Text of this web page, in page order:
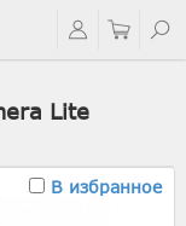
Lite
В избранное